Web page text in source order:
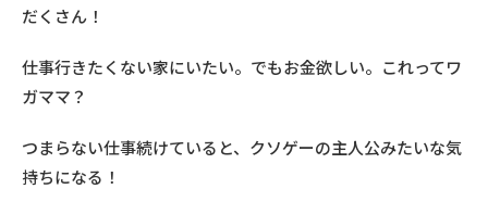
だくさん！
仕事行きたくない家にいたい。でもお金欲しい。これってワ
ガママ？
つまらない仕事続けていると、クソゲーの主人公みたいな気
持ちになる！